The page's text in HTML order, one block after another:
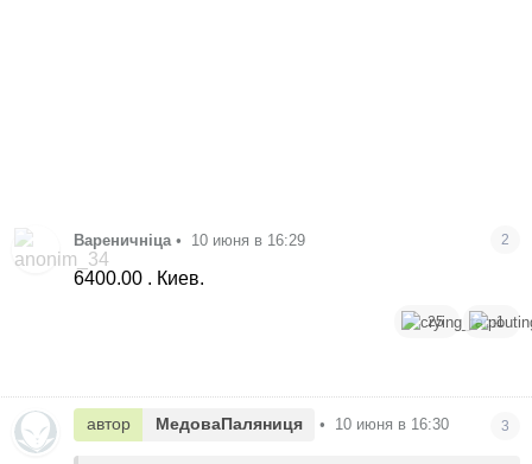
Вареничніца • 10 июня в 16:29 2
6400.00 . Киев.
25 1
автор МедоваПаляниця • 10 июня в 16:30 3